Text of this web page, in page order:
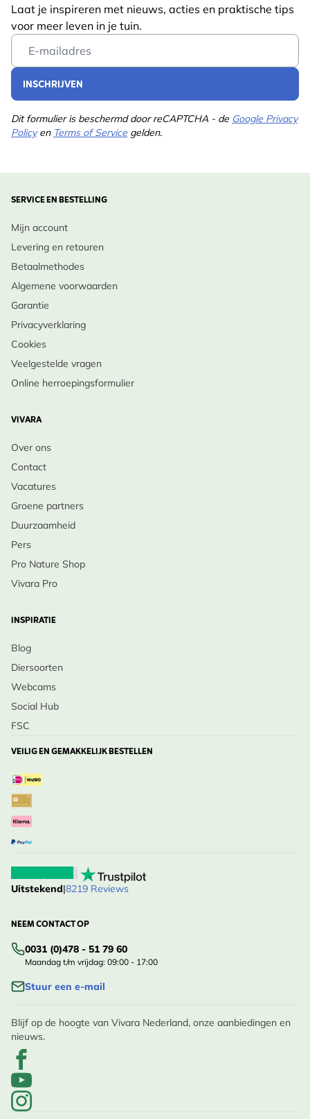
Laat je inspireren met nieuws, acties en praktische tips
voor meer leven in je tuin.
Email Address
INSCHRIJVEN
Dit formulier is beschermd door reCAPTCHA - de Google Privacy
Policyen Terms of Service gelden.
SERVICE EN BESTELLING
Mijn account
Levering en retouren
Betaalmethodes
Algemene voorwaarden
Garantie
Privacyverklaring
Cookies
Veelgestelde vragen
Online herroepingsformulier
VIVARA
Over ons
Contact
Vacatures
Groene partners
Duurzaamheid
Pers
Pro Nature Shop
Vivara Pro
INSPIRATIE
Blog
Diersoorten
Webcams
Social Hub
FSC
VEILIG EN GEMAKKELIJK BESTELLEN
Uitstekend|8219 Reviews
NEEM CONTACT OP
0031 (0)478 - 51 79 60
Maandag t/m vrijdag: 09:00 - 17:00
Stuur een e-mail
Blijf op de hoogte van Vivara Nederland, onze aanbiedingen en
nieuws.